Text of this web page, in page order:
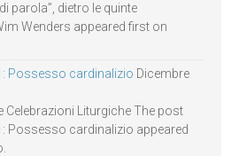
parola”, dietro le quinte
Wenders appeared first on
Possesso cardinalizio Dicembre
Celebrazioni Liturgiche The post
Possesso cardinalizio appeared